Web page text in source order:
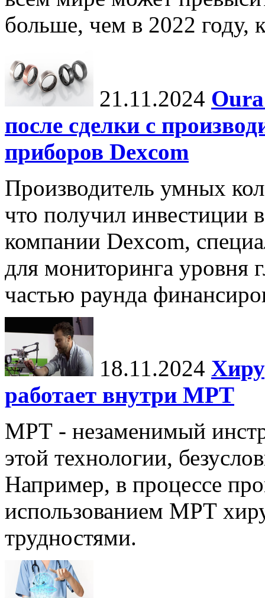
больше, чем в 2022 году,
21.11.2024
после сделки с
приборов Dexcom
Производитель умных
что получил инвестиции
компании Dexcom,
для мониторинга уровня
частью раунда
18.11.2024
работает внутри МРТ
МРТ - незаменимый
этой технологии,
Например, в процессе
использованием МРТ
трудностями.